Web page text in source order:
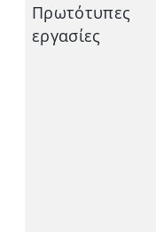
Πρωτότυπες
εργασίες